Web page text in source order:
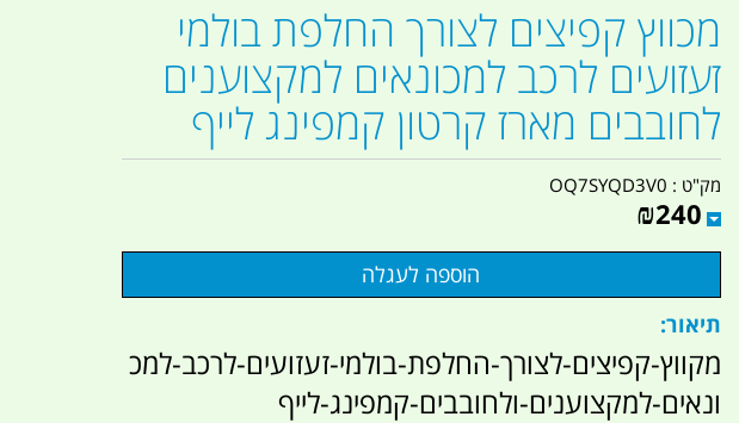
מכווץ קפיצים לצורך החלפת בולמי
זעזועים לרכב למכונאים למקצוענים
לחובבים מארז קרטון קמפינג לייף
מק"ט : OQ7SYQD3V0
₪240
תיאור:
מקווץ-קפיצים-לצורך-החלפת-בולמי-זעזועים-לרכב-למכ
ונאים-למקצוענים-ולחובבים-קמפינג-לייף